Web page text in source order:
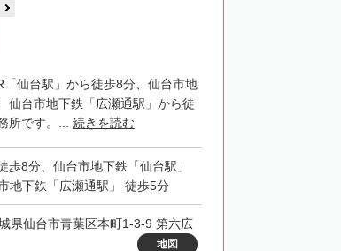
仙台駅」から徒歩8分、仙台市地
仙台市地下鉄「広瀬通駅」から徒
所です。... 続きを読む
歩8分、仙台市地下鉄「仙台駅」
地下鉄「広瀬通駅」 徒歩5分
県仙台市青葉区本町1-3-9 第六広
地図